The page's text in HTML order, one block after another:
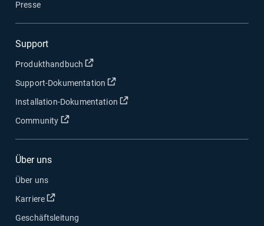
Presse
Support
Produkthandbuch In neuem Fenster öffnen
Support-Dokumentation In neuem Fenster öffnen
Installation-Dokumentation In neuem Fenster öffnen
Community In neuem Fenster öffnen
Über uns
Über uns
Karriere
In neuem Fenster öffnen
Geschäftsleitung